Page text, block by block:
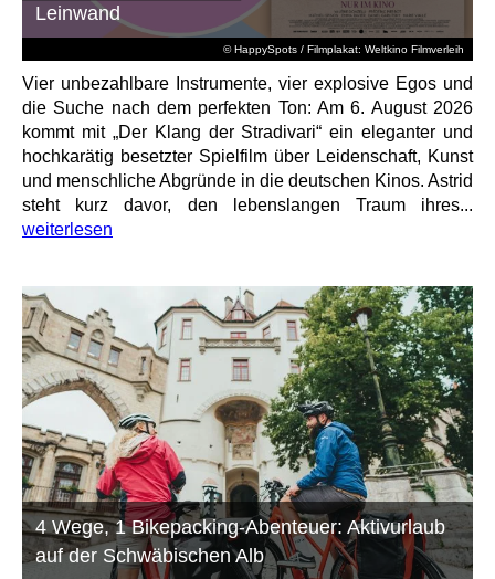
© HappySpots / Filmplakat: Weltkino Filmverleih
Leinwand
Vier unbezahlbare Instrumente, vier explosive Egos und
die Suche nach dem perfekten Ton: Am 6. August 2026
kommt mit „Der Klang der Stradivari“ ein eleganter und
hochkarätig besetzter Spielfilm über Leidenschaft, Kunst
und menschliche Abgründe in die deutschen Kinos. Astrid
steht kurz davor, den lebenslangen Traum ihres...
weiterlesen
4 Wege, 1 Bikepacking-Abenteuer: Aktivurlaub
auf der Schwäbischen Alb